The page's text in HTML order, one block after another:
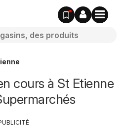
cours à St Etienne